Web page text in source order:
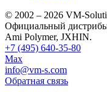
© 2002 – 2026 VM-
Официальный
Ami Polymer, JXHIN.
+7 (495) 640-35-80
Max
info@vm-s.com
Обратная связь